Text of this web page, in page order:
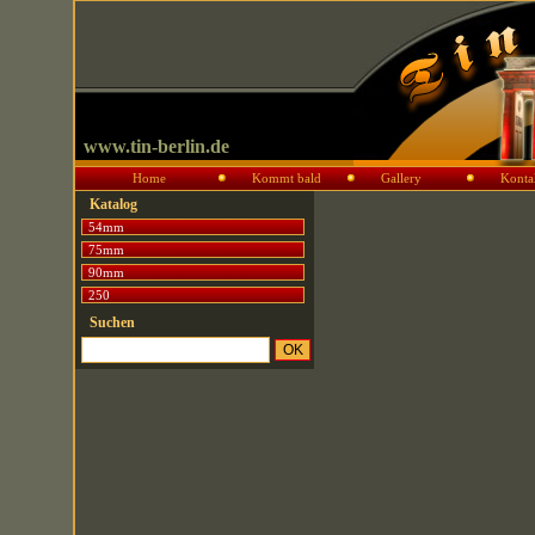
www.tin-berlin.de
Home Kommt bald Gallery
Katalog
54mm
75mm
90mm
250
Suchen